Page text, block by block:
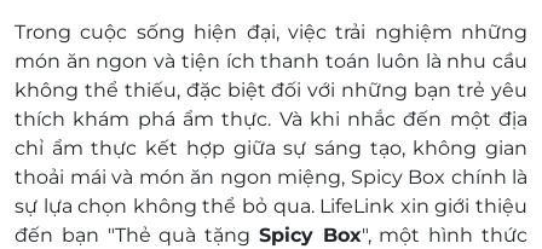
5F-52 Tầng 5 Crescent Mall, Số 101 Tôn Dật Tiên,
Phường Tân Phú, Quận 7, Hồ Chí Minh
L5-22 Lầu 5 GigaMall, 242 Phạm Văn Đồng, P. Hiệp
Bình Chánh, Quận Thủ Đức, Hồ Chí Minh
Đắk Lắk
GF-05 Tầng trệt Siêu thị Co.op Mart Buôn Mê Thuột
71 Nguyễn Tất Thành, P. Tân An, Thành phố Buôn Ma
Thuột, Đắk Lắk
khách hàng và nhà cung cấp.
LifeLink có quyền sửa chữa hoặc thay đổi điều
khoản và điều kiện sử dụng mà không thông
báo trước.
Địa điểm sử dụng:
https://docs.google.com/spreadsheets/d/
gid=28243330#gid=28243330
Trong cuộc sống hiện đại, việc trải nghiệm những
món ăn ngon và tiện ích thanh toán luôn là nhu cầu
không thể thiếu, đặc biệt đối với những bạn trẻ yêu
thích khám phá ẩm thực. Và khi nhắc đến một địa
chỉ ẩm thực kết hợp giữa sự sáng tạo, không gian
thoải mái và món ăn ngon miệng, Spicy Box chính là
sự lựa chọn không thể bỏ qua. LifeLink xin giới thiệu
đến bạn "Thẻ quà tặng Spicy Box", một hình thức